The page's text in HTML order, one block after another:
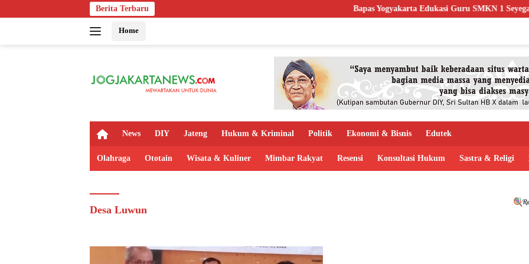
ke
Berita Terbaru Bapas Yogyakarta Edukasi Guru SMKN 1 Seyegan,
Home
H
m
News DIY Jateng Hukum & Kriminal Politik Ekonomi & Bisnis Edutek
Olahraga Ototain Wisata & Kuliner Mimbar Rakyat Resensi Konsultasi Hukum Sastra & Religi
Desa Luwun